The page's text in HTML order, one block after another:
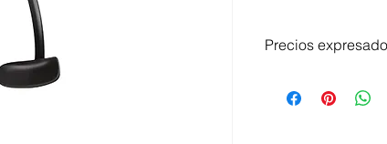
Precios
Por favor ponte en